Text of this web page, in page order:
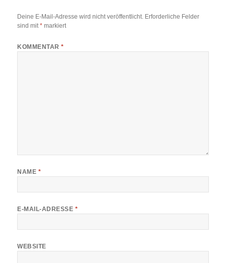
Deine E-Mail-Adresse wird nicht veröffentlicht. Erforderliche Felder
sind mit* markiert
KOMMENTAR*
NAME *
E-MAIL-ADRESSE *
WEBSITE